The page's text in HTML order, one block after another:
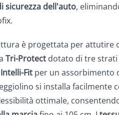
sicurezza dell'auto,
è progettata per attutire
Tri-Protect dotato di tre strati
Intelli-Fit per un assorbimento
si installa facilmente
ottimale,